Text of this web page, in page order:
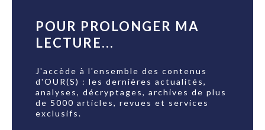
POUR PROLONGER MA
LECTURE...
J'accède à l'ensemble des contenus
d'OUR(S) : les dernières actualités,
analyses, décryptages, archives de plus
de 5000 articles, revues et services
exclusifs.